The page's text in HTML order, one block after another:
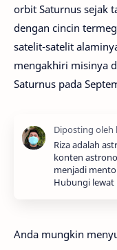
orbit Saturnus sejak
dengan cincin
satelit-satelit
mengakhiri misinya
Saturnus pada
Riza adalah
konten
menjadi
Hubungi lewat
Anda mungkin